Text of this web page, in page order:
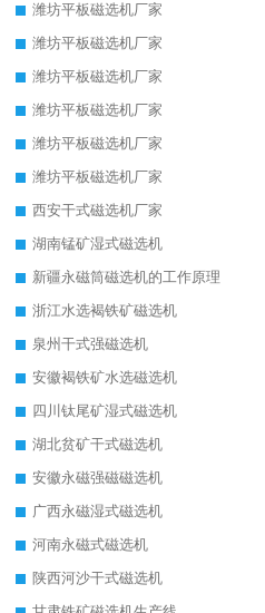
潍坊平板磁选机厂家
潍坊平板磁选机厂家
潍坊平板磁选机厂家
潍坊平板磁选机厂家
潍坊平板磁选机厂家
潍坊平板磁选机厂家
西安干式磁选机厂家
湖南锰矿湿式磁选机
新疆永磁筒磁选机的工作原理
浙江水选褐铁矿磁选机
泉州干式强磁选机
安徽褐铁矿水选磁选机
四川钛尾矿湿式磁选机
湖北贫矿干式磁选机
安徽永磁强磁磁选机
广西永磁湿式磁选机
河南永磁式磁选机
陕西河沙干式磁选机